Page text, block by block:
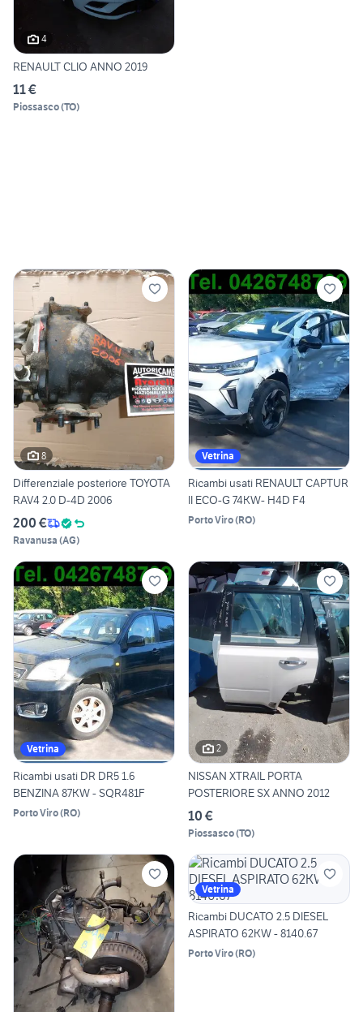
4
RENAULT CLIO ANNO 2019
11 €
Piossasco(TO)
8
Differenziale posteriore TOYOTA
RAV4 2.0 D-4D 2006
200 €
Ravanusa (AG)
Vetrina
Ricambi usati RENAULT CAPTUR
II ECO-G 74KW- H4D F4
Porto Viro(RO)
Vetrina
Ricambi usati DR DR5 1.6
BENZINA 87KW - SQR481F
Porto Viro(RO)
2
NISSAN XTRAIL PORTA
POSTERIORE SX ANNO 2012
10 €
Piossasco(TO)
Vetrina
Ricambi DUCATO 2.5 DIESEL
ASPIRATO 62KW - 8140.67
Porto Viro(RO)